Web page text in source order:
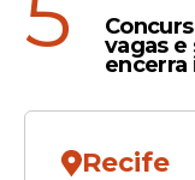
vagas e
encerra
Recife